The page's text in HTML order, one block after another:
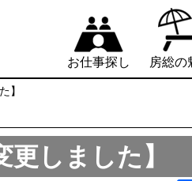
お仕事探し 房総の
】
しました】